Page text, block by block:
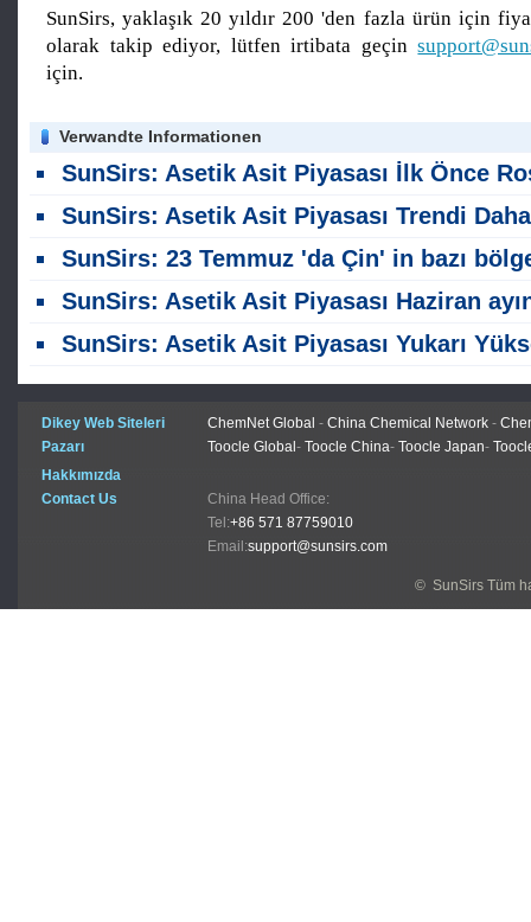
SunSirs, yaklaşık 20 yıldır 200 'den fazla ürün için
olarak takip ediyor, lütfen irtibata geçin
için.
Verwandte Informationen
SunSirs: Asetik Asit Piyasası İlk Önce Rose Ve Sonra Temmuz ayında
SunSirs: Asetik Asit Piyasası Trendi Daha Zayıf Bir Önyargı ile Konsolide
SunSirs: 23 Temmuz 'da Çin' in bazı bölgelerinde asetik asit piyasası
SunSirs: Asetik Asit Piyasası Haziran ayında Fiyatları Düştü ve Sonra
SunSirs: Asetik Asit Piyasası Yukarı
Dikey Web Siteleri ChemNet Global - China Chemical Network -
Pazarı
Toocle Global- Toocle China- Toocle Japan-
Hakkımızda
Contact Us
China Head Office:
Tel:+86 571 87759010
Email:support@sunsirs.com
© SunSirs Tüm